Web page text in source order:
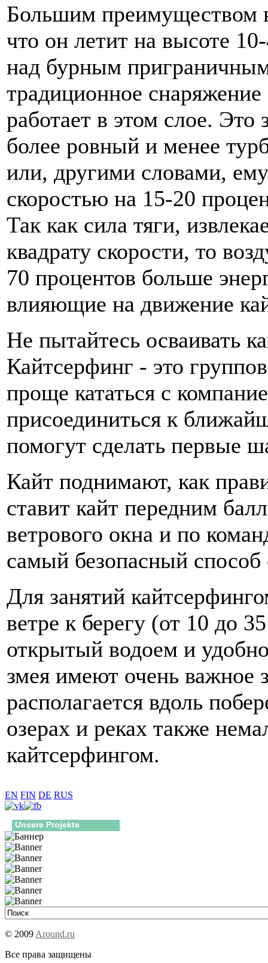
Большим преимуществом
что он летит на высоте
над бурным
традиционное
работает в этом слое.
более ровный и менее
или, другими словами,
скоростью на 15-20
Так как сила тяги,
квадрату скорости, то
70 процентов больше
влияющие на движение
Не пытайтесь осваивать
Кайтсерфинг - это
проще кататься с
присоединиться к
помогут сделать первые
Кайт поднимают, как
ставит кайт передним
ветрового окна и по
самый безопасный способ
Для занятий
ветре к берегу (от 10 до
открытый водоем и
змея имеют очень важное
располагается вдоль
озерах и реках также
кайтсерфингом.
EN FIN DE RUS
Unsere Projekte
© 2009 Around.ru
Все права защищены